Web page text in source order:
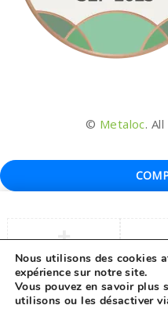
© Metaloc.
Nous utilisons des cookies
expérience sur notre site.
Vous pouvez en savoir plus
utilisons ou les désactiver